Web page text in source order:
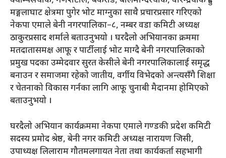
मङ्गलाघाट क्षेत्रमा पुगेर भोट माग्नुका साथै प्रचारप्रसार गरिएको
नेकपा एमाले बेनी नगरपालिका–८, नम्बर वडा कमिटी अध्यक्ष
ठाकुरप्रसाद शर्माले बताउनुभयो । घरदैलो अभियानका क्रममा
मतदातासमक्ष आफू र पार्टीलाई भोट माग्दै बेनी नगरपालिकाको
प्रमुख पदका उम्मेदवार सुरत केसीले बेनी नगरपालिकालाई समृद्ध
बनाउन र समाजमा रहेको जातीय, वर्गीय विभेदको अन्त्यसँगै शिक्षा
र चेतनाको विकास गर्नका लागि आफू चुनाबी मैदानमा होमिएको
बताउनुभयो ।
घरदैलो अभियान कार्यक्रममा नेकपा एमाले गण्डकी प्रदेश कमिटी
सदस्य प्रमोद श्रेष्ठ, बेनी नगर कमिटी अध्यक्ष नारायण जिसी,
उपाध्यक्ष लिलाराम गौतमलगायत नेता तथा कार्यकर्ता सहभागी